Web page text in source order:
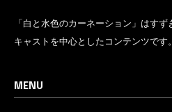
「白と水色のカーネーション」はす
キャストを中心としたコンテンツです。
MENU